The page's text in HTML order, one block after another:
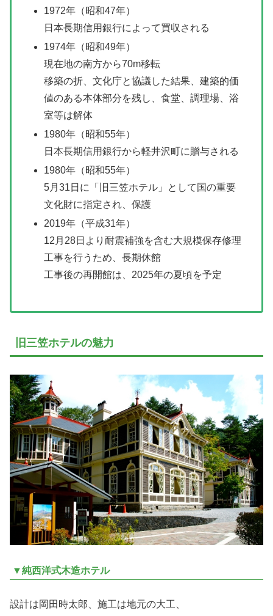
1972年（昭和47年）
日本長期信用銀行によって買収される
1974年（昭和49年）
現在地の南方から70m移転
移築の折、文化庁と協議した結果、建築的価
値のある本体部分を残し、食堂、調理場、浴
室等は解体
1980年（昭和55年）
日本長期信用銀行から軽井沢町に贈与される
1980年（昭和55年）
5月31日に「旧三笠ホテル」として国の重要
文化財に指定され、保護
2019年（平成31年）
12月28日より耐震補強を含む大規模保存修理
工事を行うため、長期休館
工事後の再開館は、2025年の夏頃を予定
旧三笠ホテルの魅力
▼純西洋式木造ホテル
設計は岡田時太郎、施工は地元の大工、